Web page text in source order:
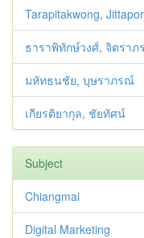
Tarapitakwong,
ธาราพิทักษ์วงศ์, จิตรา
มหัทธนชัย, บุษราภรณ์
เกียรติยากุล, ชัยทัศน์
Subject
Chiangmai
Digital Marketing